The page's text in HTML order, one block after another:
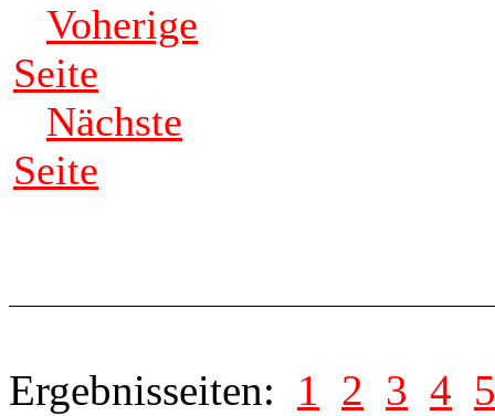
Voherige
Seite
Nächste
Seite
Ergebnisseiten: 1 2 3 4 5